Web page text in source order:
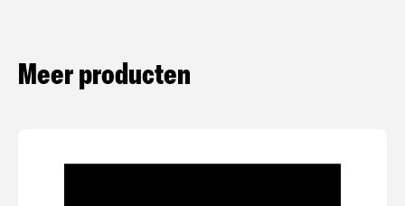
Meer producten